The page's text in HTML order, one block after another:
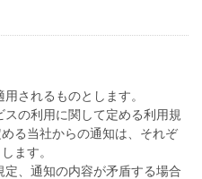
されるものとします。
の利用に関して定める利用規
る当社からの通知は、それぞ
ます。
、通知の内容が矛盾する場合